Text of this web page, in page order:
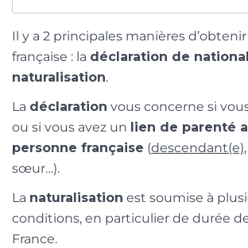
Il y a 2 principales manières
française : la déclaration de
naturalisation.
La déclaration vous concerne si
ou si vous avez un lien de parenté
personne française (descendant(e)
sœur…).
La naturalisation est soumise à
conditions, en particulier de durée
France.